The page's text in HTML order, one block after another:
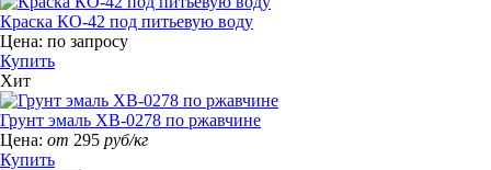
Краска КО-42 под питьевую воду
Цена: по запросу
Купить
Хит
Грунт эмаль ХВ-0278 по ржавчине
Цена: от 295 руб/кг
Купить